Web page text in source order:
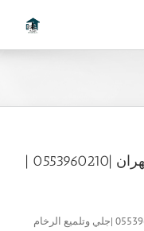
شركة جلي وتلميع الجرانيت بالظهران |0553960210 |
شركة جلي وتلميع الجرانيت بالظهران |0553960210 |جلي وتلميع الرخام